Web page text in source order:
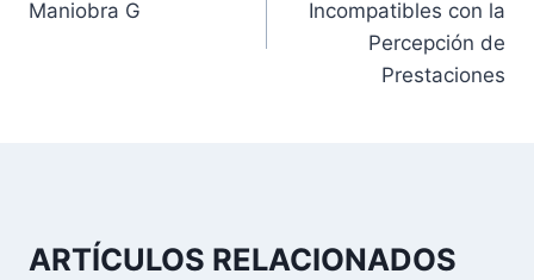
c
Maniobra G
Incompatibles con la
Percepción de
Prestaciones
ARTÍCULOS RELACIONADOS